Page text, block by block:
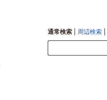
通常検索 周辺検索